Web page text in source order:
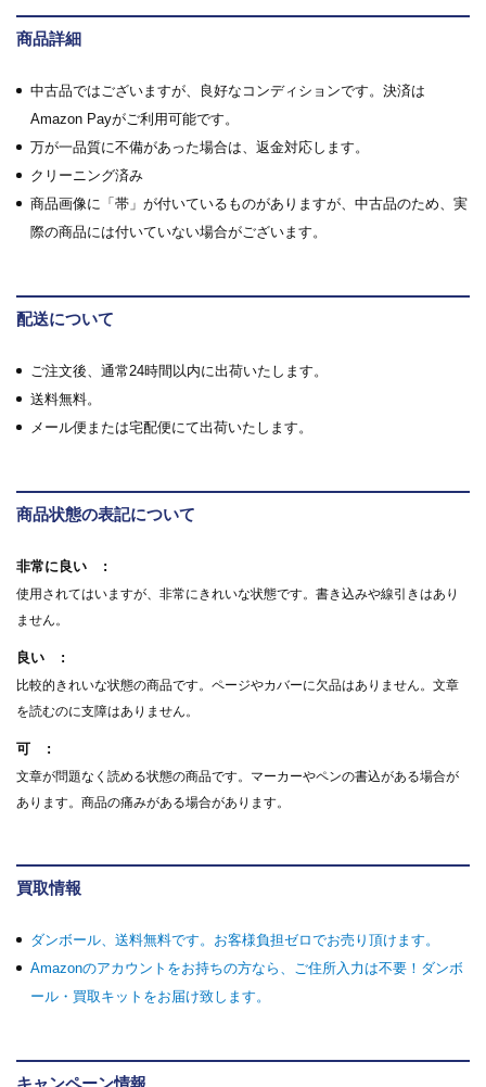
商品詳細
中古品ではございますが、良好なコンディションです。決済は
Amazon Payがご利用可能です。
万が一品質に不備があった場合は、返金対応します。
クリーニング済み
商品画像に「帯」が付いているものがありますが、中古品のため、実
際の商品には付いていない場合がございます。
配送について
ご注文後、通常24時間以内に出荷いたします。
送料無料。
メール便または宅配便にて出荷いたします。
商品状態の表記について
非常に良い
使用されてはいますが、非常にきれいな状態です。書き込みや線引きはあり
ません。
良い
比較的きれいな状態の商品です。ページやカバーに欠品はありません。文章
を読むのに支障はありません。
可
文章が問題なく読める状態の商品です。マーカーやペンの書込がある場合が
あります。商品の痛みがある場合があります。
買取情報
ダンボール、送料無料です。お客様負担ゼロでお売り頂けます。
Amazonのアカウントをお持ちの方なら、ご住所入力は不要！ダンボ
ール・買取キットをお届け致します。